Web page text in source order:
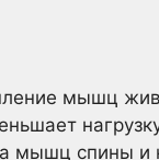
мышц
мышц спины и